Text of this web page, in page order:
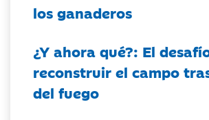
los ganaderos
¿Y ahora qué?: El
reconstruir el campo
del fuego